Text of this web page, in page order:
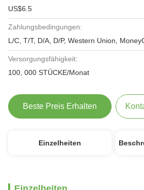
US$6.5
Zahlungsbedingungen:
L/C, T/T, D/A, D/P, Western Union,
Versorgungsfähigkeit:
100, 000 STÜCKE/Monat
Beste Preis Erhalten
Einzelheiten